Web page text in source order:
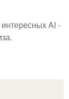
AI -